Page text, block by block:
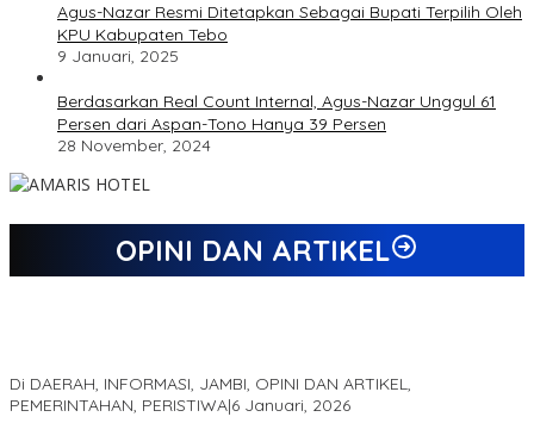
Agus-Nazar Resmi Ditetapkan Sebagai Bupati Terpilih Oleh
KPU Kabupaten Tebo
9 Januari, 2025
Berdasarkan Real Count Internal, Agus-Nazar Unggul 61
Persen dari Aspan-Tono Hanya 39 Persen
28 November, 2024
OPINI DAN ARTIKEL
Di DAERAH, INFORMASI, JAMBI, OPINI DAN ARTIKEL,
PEMERINTAHAN, PERISTIWA|6 Januari, 2026